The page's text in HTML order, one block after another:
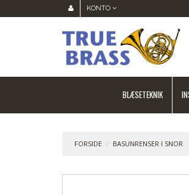
KONTO
BLÆSETEKNIK
FORSIDE / BASUNRENSER I SNOR